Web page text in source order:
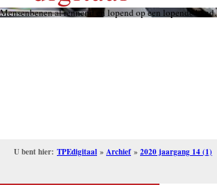
Mensenbenen al rennend en lopend op een lopende band.
U bent hier: TPEdigitaal » Archief » 2020 jaargang 14 (1)